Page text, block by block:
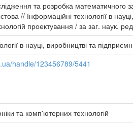
та розробка математичного
// Інформаційні технології в
проектування / за заг.
в науці, виробництві та
handle/123456789/5441
та комп'ютерних технологій